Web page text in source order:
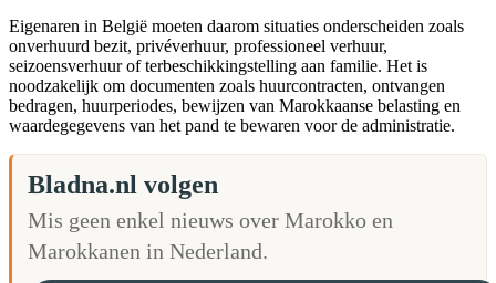
Eigenaren in België moeten daarom situaties onderscheiden zoals
onverhuurd bezit, privéverhuur, professioneel verhuur,
seizoensverhuur of terbeschikkingstelling aan familie. Het is
noodzakelijk om documenten zoals huurcontracten, ontvangen
bedragen, huurperiodes, bewijzen van Marokkaanse belasting en
waardegegevens van het pand te bewaren voor de administratie.
Bladna.nl volgen
Mis geen enkel nieuws over Marokko en
Marokkanen in Nederland.